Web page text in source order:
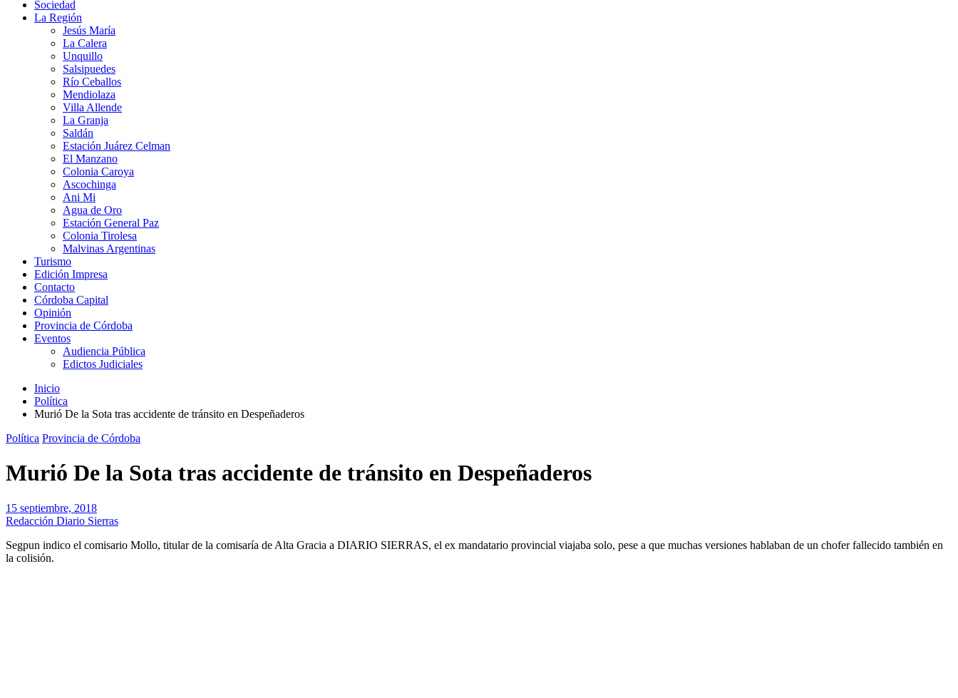
Sociedad
La Región
Jesús María
La Calera
Unquillo
Salsipuedes
Río Ceballos
Mendiolaza
Villa Allende
La Granja
Saldán
Estación Juárez Celman
El Manzano
Colonia Caroya
Ascochinga
Ani Mi
Agua de Oro
Estación General Paz
Colonia Tirolesa
Malvinas Argentinas
Turismo
Edición Impresa
Contacto
Córdoba Capital
Opinión
Provincia de Córdoba
Eventos
Audiencia Pública
Edictos Judiciales
Inicio
Política
Murió De la Sota tras accidente de tránsito en Despeñaderos
Política Provincia de Córdoba
Murió De la Sota tras accidente de tránsito en Despeñaderos
15 septiembre, 2018
Redacción Diario Sierras
Segpun indico el comisario Mollo, titular de la comisaría de Alta Gracia a DIARIO SIERRAS, el ex mandatario provincial viajaba solo, pese a que muchas versiones hablaban de un chofer fallecido también en
la colisión.